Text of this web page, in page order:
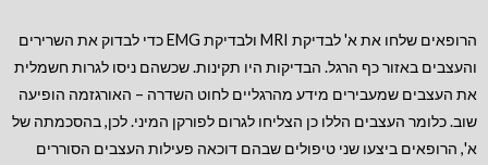
הרופאים שלחו את א' לבדיקת MRI ולבדיקת EMG כדי לבדוק את השרירים
והעצבים באזור כף הרגל. הבדיקות היו תקינות. שכשהם ניסו לגרות חשמלית
את העצבים שמעבירים מידע מהרגליים לחוט השדרה – האורגזמה הופיעה
שוב. כלומר העצבים הללו כן הצליחו לגרום לפורקן המיני. לכן, בהסכמתה של
א', הרופאים ביצעו שני טיפולים שבהם דוכאה פעילות העצבים הסוררים